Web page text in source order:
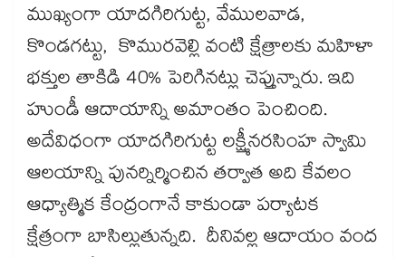
ముఖ్యంగా యాదగిరిగుట్ట, వేములవాడ,
కొండగట్టు, కొమురవెల్లి వంటి క్షేత్రాలకు మహిళా
భక్తుల తాకిడి 40% పెరిగినట్లు చెప్తున్నారు. ఇది
హుండీ ఆదాయాన్ని అమాంతం పెంచింది.
అదేవిధంగా యాదగిరిగుట్ట లక్ష్మీనరసింహ స్వామి
ఆలయాన్ని పునర్నిర్మించిన తర్వాత అది కేవలం
ఆధ్యాత్మిక కేంద్రంగానే కాకుండా పర్యాటక
క్షేత్రంగా బాసిల్లుతున్నది. దీనివల్ల ఆదాయం వంద